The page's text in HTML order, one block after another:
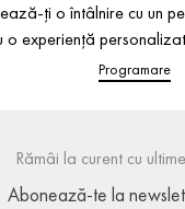
ți o întâlnire cu un
o experiență
Programare
Rămâi la curent cu
Abonează-te la